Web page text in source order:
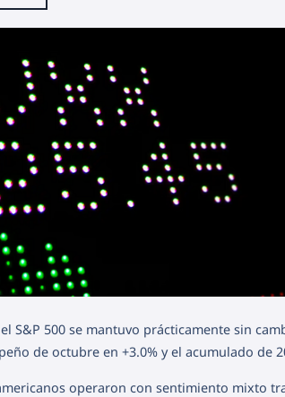
S&P 500 se mantuvo prácticamente sin
de octubre en +3.0% y el acumulado de
operaron con sentimiento mixto